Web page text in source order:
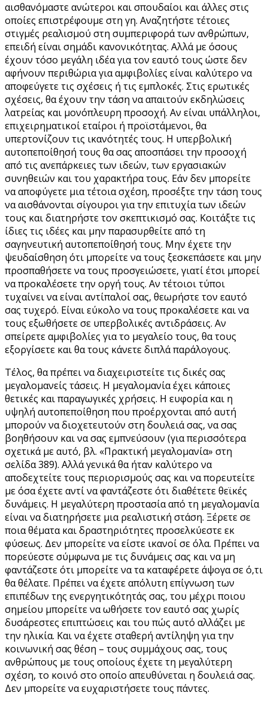
αισθανόμαστε ανώτεροι και σπουδαίοι και άλλες στις
οποίες επιστρέφουμε στη γη. Αναζητήστε τέτοιες
στιγμές ρεαλισμού στη συμπεριφορά των ανθρώπων,
επειδή είναι σημάδι κανονικότητας. Αλλά με όσους
έχουν τόσο μεγάλη ιδέα για τον εαυτό τους ώστε δεν
αφήνουν περιθώρια για αμφιβολίες είναι καλύτερο να
αποφεύγετε τις σχέσεις ή τις εμπλοκές. Στις ερωτικές
σχέσεις, θα έχουν την τάση να απαιτούν εκδηλώσεις
λατρείας και μονόπλευρη προσοχή. Αν είναι υπάλληλοι,
επιχειρηματικοί εταίροι ή προϊστάμενοι, θα
υπερτονίζουν τις ικανότητές τους. Η υπερβολική
αυτοπεποίθησή τους θα σας αποσπάσει την προσοχή
από τις ανεπάρκειες των ιδεών, των εργασιακών
συνηθειών και του χαρακτήρα τους. Εάν δεν μπορείτε
να αποφύγετε μια τέτοια σχέση, προσέξτε την τάση τους
να αισθάνονται σίγουροι για την επιτυχία των ιδεών
τους και διατηρήστε τον σκεπτικισμό σας. Κοιτάξτε τις
ίδιες τις ιδέες και μην παρασυρθείτε από τη
σαγηνευτική αυτοπεποίθησή τους. Μην έχετε την
ψευδαίσθηση ότι μπορείτε να τους ξεσκεπάσετε και μην
προσπαθήσετε να τους προσγειώσετε, γιατί έτσι μπορεί
να προκαλέσετε την οργή τους. Αν τέτοιοι τύποι
τυχαίνει να είναι αντίπαλοί σας, θεωρήστε τον εαυτό
σας τυχερό. Είναι εύκολο να τους προκαλέσετε και να
τους εξωθήσετε σε υπερβολικές αντιδράσεις. Αν
σπείρετε αμφιβολίες για το μεγαλείο τους, θα τους
εξοργίσετε και θα τους κάνετε διπλά παράλογους.
Τέλος, θα πρέπει να διαχειριστείτε τις δικές σας
μεγαλομανείς τάσεις. Η μεγαλομανία έχει κάποιες
θετικές και παραγωγικές χρήσεις. Η ευφορία και η
υψηλή αυτοπεποίθηση που προέρχονται από αυτή
μπορούν να διοχετευτούν στη δουλειά σας, να σας
βοηθήσουν και να σας εμπνεύσουν (για περισσότερα
σχετικά με αυτό, βλ. «Πρακτική μεγαλομανία» στη
σελίδα 389). Αλλά γενικά θα ήταν καλύτερο να
αποδεχτείτε τους περιορισμούς σας και να πορευτείτε
με όσα έχετε αντί να φαντάζεστε ότι διαθέτετε θεϊκές
δυνάμεις. Η μεγαλύτερη προστασία από τη μεγαλομανία
είναι να διατηρήσετε μια ρεαλιστική στάση. Ξέρετε σε
ποια θέματα και δραστηριότητες προσελκύεστε εκ
φύσεως. Δεν μπορείτε να είστε ικανοί σε όλα. Πρέπει να
πορεύεστε σύμφωνα με τις δυνάμεις σας και να μη
φαντάζεστε ότι μπορείτε να τα καταφέρετε άψογα σε ό,τι
θα θέλατε. Πρέπει να έχετε απόλυτη επίγνωση των
επιπέδων της ενεργητικότητάς σας, του μέχρι ποιου
σημείου μπορείτε να ωθήσετε τον εαυτό σας χωρίς
δυσάρεστες επιπτώσεις και του πώς αυτό αλλάζει με
την ηλικία. Και να έχετε σταθερή αντίληψη για την
κοινωνική σας θέση – τους συμμάχους σας, τους
ανθρώπους με τους οποίους έχετε τη μεγαλύτερη
σχέση, το κοινό στο οποίο απευθύνεται η δουλειά σας.
Δεν μπορείτε να ευχαριστήσετε τους πάντες.